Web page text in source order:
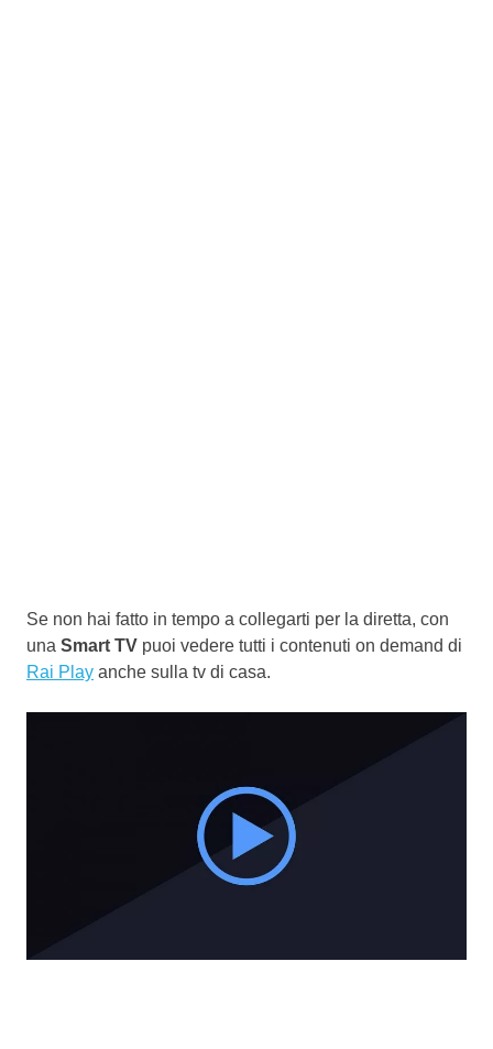
Se non hai fatto in tempo a collegarti per la diretta, con
una Smart TV puoi vedere tutti i contenuti on demand di
Rai Play anche sulla tv di casa.